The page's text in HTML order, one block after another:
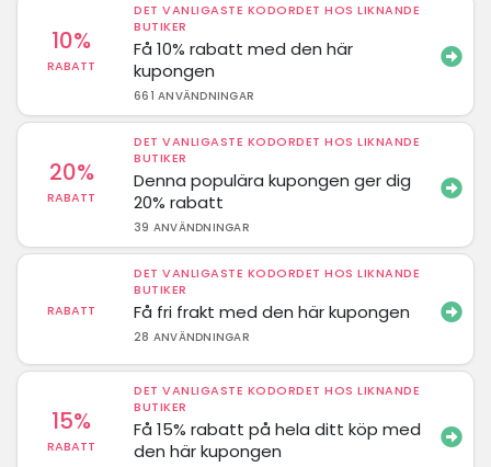
10%
RABATT
DET VANLIGASTE KODORDET HOS LIKNANDE
BUTIKER
Få 10% rabatt med den här
kupongen
661 ANVÄNDNINGAR
20%
RABATT
DET VANLIGASTE KODORDET HOS LIKNANDE
BUTIKER
Denna populära kupongen ger dig
20% rabatt
39 ANVÄNDNINGAR
RABATT
DET VANLIGASTE KODORDET HOS LIKNANDE
BUTIKER
Få fri frakt med den här kupongen
28 ANVÄNDNINGAR
15%
RABATT
DET VANLIGASTE KODORDET HOS LIKNANDE
BUTIKER
Få 15% rabatt på hela ditt köp med
den här kupongen